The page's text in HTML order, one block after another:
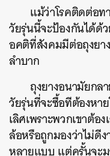
แม้ว่าโรคติดต่อท
วัยรุ่นนี้จะป้องกันได้ด้
อคติที่สังคมมีต่อถุงยา
ลำบาก
ถุงยางอนามัยกล
วัยรุ่นที่จะซื้อทีต้องหา
เลิศเพราะพวกเขาต้อ
ล้อหรือถูกมองว่าไม่ดี
หลายแบบ แต่ครั้นจะ